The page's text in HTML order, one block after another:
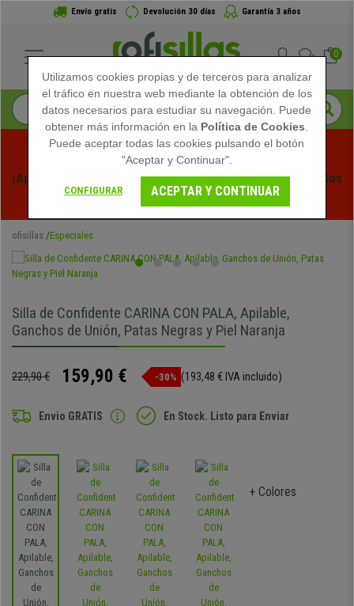
Envío gratis Devolución 30 días Garantía 3 años
0
¡Aprovecha las Rebajas de Verano en Ofisillas! Descuentos
Exclusivos por Tiempo Limitado - Ver Promo
ofisillas Especiales
Silla de Confidente CARINA CON PALA, Apilable,
Ganchos de Unión, Patas Negras y Piel Naranja
229,90 € 159,90 € -30% (193,48 € IVA incluido)
Envio GRATIS En Stock. Listo para Enviar
+ Colores
Utilizamos cookies propias y de terceros para analizar
el tráfico en nuestra web mediante la obtención de los
datos necesarios para estudiar su navegación. Puede
obtener más información en la Política de Cookies
Puede aceptar todas las cookies pulsando el botón
"Aceptar y Continuar".
CONFIGURAR ACEPTAR Y CONTINUAR